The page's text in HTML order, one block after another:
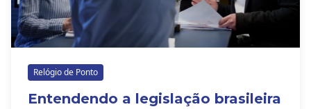
Relógio de Ponto
Entendendo a legislação brasileira